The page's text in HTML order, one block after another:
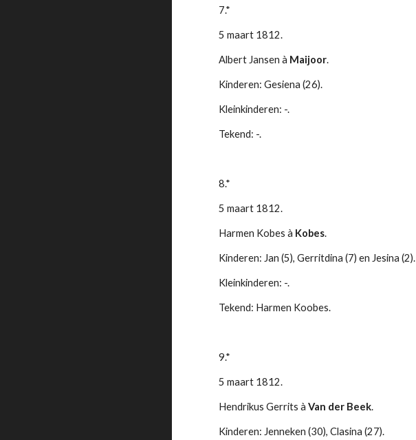
7.*
5 maart 1812.
Albert Jansen à Maijoor.
Kinderen: Gesiena (26).
Kleinkinderen: -.
Tekend: -.
8.*
5 maart 1812.
Harmen Kobes à Kobes.
Kinderen: Jan (5), Gerritdina (7) en Jesina (2).
Kleinkinderen: -.
Tekend: Harmen Koobes.
9.*
5 maart 1812.
Hendrikus Gerrits à Van der Beek.
Kinderen: Jenneken (30), Clasina (27).